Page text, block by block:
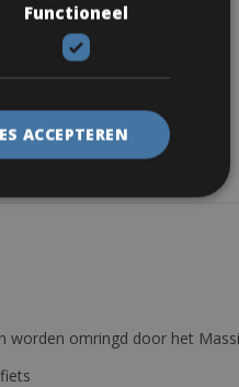
worden omringd door het
Functioneel
ACCEPTEREN